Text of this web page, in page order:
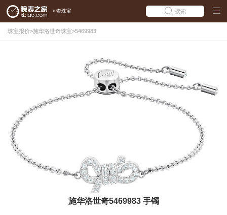
> 查珠宝 搜索
珠宝报价>施华洛世奇珠宝>5469983
施华洛世奇5469983 手镯